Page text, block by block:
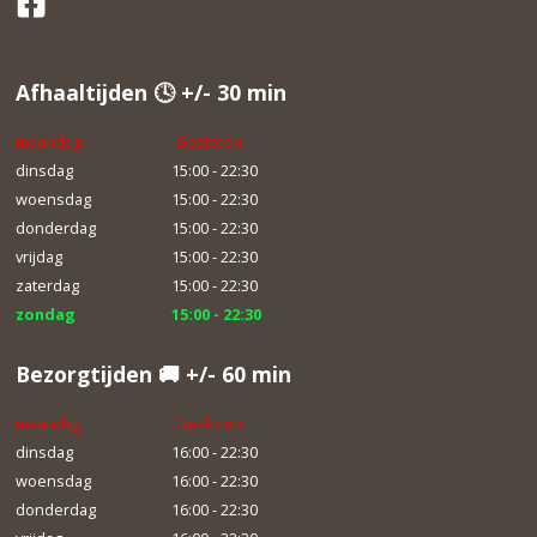
Afhaaltijden 🕓 +/- 30 min
maandag
Gesloten
dinsdag
15:00 - 22:30
woensdag
15:00 - 22:30
donderdag
15:00 - 22:30
vrijdag
15:00 - 22:30
zaterdag
15:00 - 22:30
zondag
15:00 - 22:30
Bezorgtijden 🚚 +/- 60 min
maandag
Gesloten
dinsdag
16:00 - 22:30
woensdag
16:00 - 22:30
donderdag
16:00 - 22:30